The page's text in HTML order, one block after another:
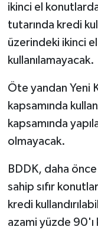
ikinci el
tutarında kredi
üzerindeki ikinci
kullanılamayacak.
Öte yandan Yeni
kapsamında
kapsamında
olmayacak.
BDDK, daha
sahip sıfır
kredi
azami yüzde 90'ı